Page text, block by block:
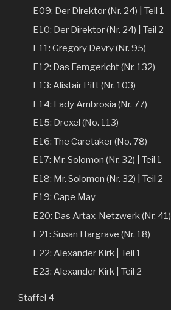
E09: Der Direktor (Nr. 24) | Teil 1
E10: Der Direktor (Nr. 24) | Teil 2
E11: Gregory Devry (Nr. 95)
E12: Das Femgericht (Nr. 132)
E13: Alistair Pitt (Nr. 103)
E14: Lady Ambrosia (Nr. 77)
E15: Drexel (No. 113)
E16: The Caretaker (No. 78)
E17: Mr. Solomon (Nr. 32) | Teil 1
E18: Mr. Solomon (Nr. 32) | Teil 2
E19: Cape May
E20: Das Artax-Netzwerk (Nr. 41)
E21: Susan Hargrave (Nr. 18)
E22: Alexander Kirk | Teil 1
E23: Alexander Kirk | Teil 2
Staffel 4